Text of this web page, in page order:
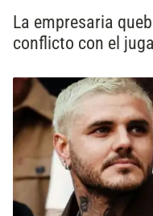
La empresaria
conflicto con el